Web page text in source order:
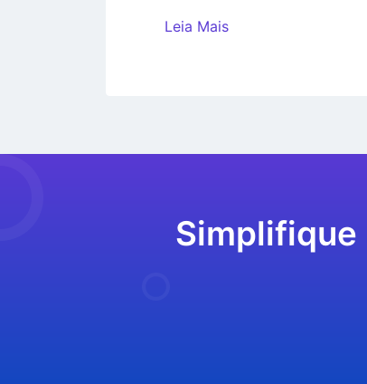
Leia Mais
Simplifique